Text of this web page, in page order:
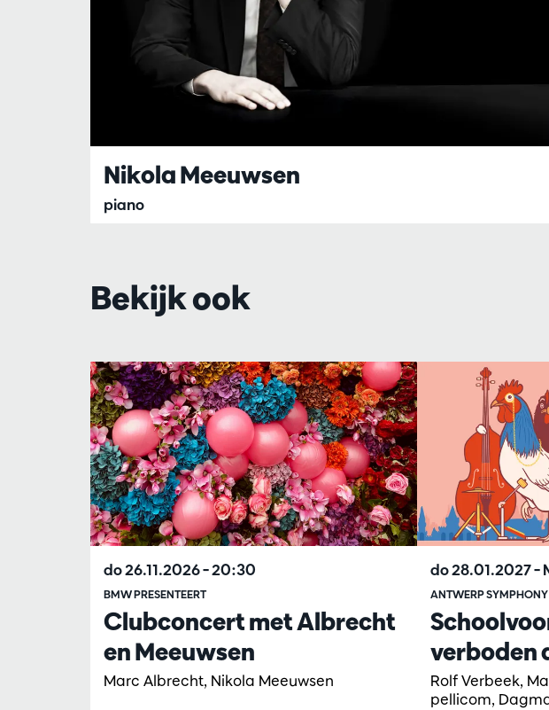
Nikola Meeuwsen
piano
Bekijk ook
Clubconcert met Albrecht
en Meeuwsen
Marc Albrecht, Nikola Meeuwsen
BMW PRESENTEERT
do 26.11.2026– 20:30
verboden
Rolf Verbeek,
pellicom,
ANTWERP
do 28.01.2027–